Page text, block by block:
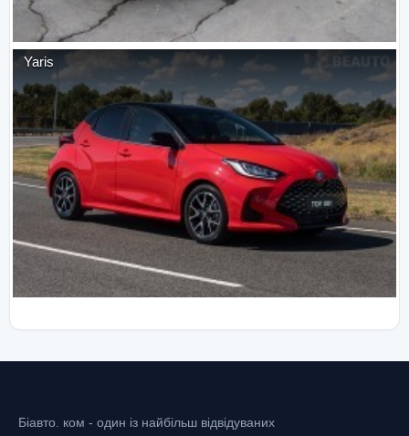
Yaris
Біавто. ком - один із найбільш відвідуваних